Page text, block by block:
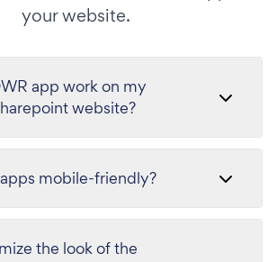
your website.
app work on my
website?
mobile-friendly?
the look of the